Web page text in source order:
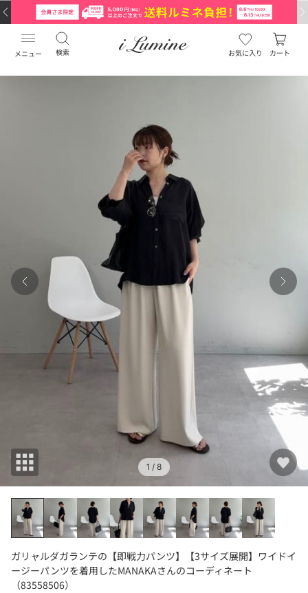
メニュー 検索 お気に入り カート
1 / 8
ガリャルダガランテの【即戦力パンツ】【3サイズ展開】ワイドイ
ージーパンツを着用したMANAKAさんのコーディネート
（83558506）